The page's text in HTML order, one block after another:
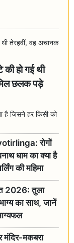
हो गई थी
छलक पड़े
है जिसने हर किसी को
रोगों
धाम का क्या है
की महिमा
2026: तुला
का साथ, जानें
मकबरा